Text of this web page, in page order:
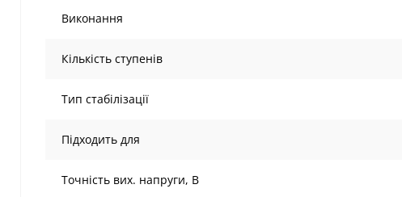
Виконання
Кількість ступенів
Тип стабілізації
Підходить для
Точність вих. напруги, В